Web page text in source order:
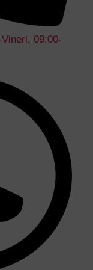
09:00-